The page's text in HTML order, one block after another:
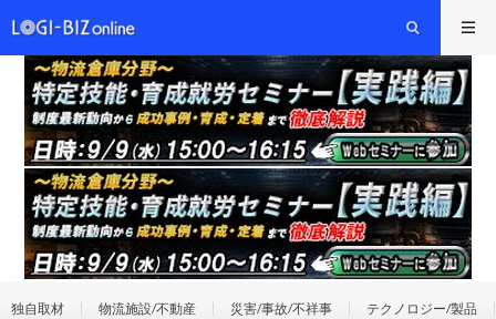
独自取材 物流施設/不動産 災害/事故/不祥事 テクノロジー/製品